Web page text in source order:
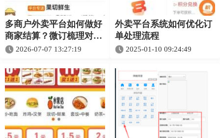
多商户外卖平台如何做好
商家结算？微订梳理对账
与提现链路
2026-07-07 13:27:19
外卖平台系统如何优化订
单处理流程
2025-01-10 09:24:49